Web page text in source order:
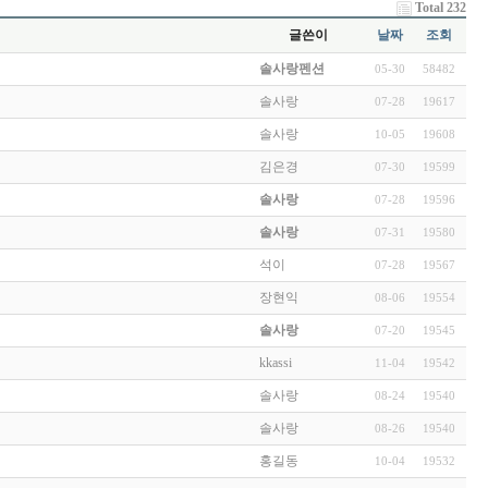
Total 232
글쓴이
날짜 조회
솔사랑펜션 05-30 58482
솔사랑 07-28 19617
솔사랑 10-05 19608
김은경 07-30 19599
솔사랑 07-28 19596
솔사랑 07-31 19580
석이 07-28 19567
장현익 08-06 19554
솔사랑 07-20 19545
kkassi 11-04 19542
솔사랑 08-24 19540
솔사랑 08-26 19540
홍길동 10-04 19532